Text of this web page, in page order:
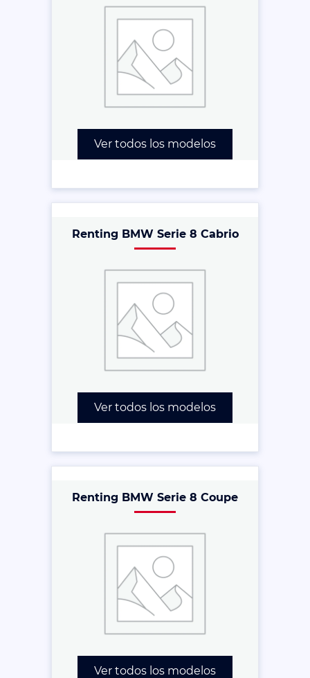
Ver todos los modelos
Renting BMW Serie 8 Cabrio
Ver todos los modelos
Renting BMW Serie 8 Coupe
Ver todos los modelos